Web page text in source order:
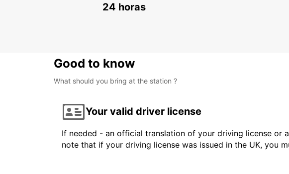
24 horas
Good to know
What should you bring at the station ?
Your valid driver license
If needed - an official translation of your driving license or
note that if your driving license was issued in the UK, you